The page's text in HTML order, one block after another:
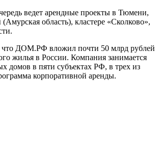
ведет арендные проекты в Тюмени,
область), кластере «Сколково»,
что ДОМ.РФ вложил почти 50 млрд рублей
жилья в России. Компания занимается
домов в пяти субъектах РФ, в трех из
корпоративной аренды.